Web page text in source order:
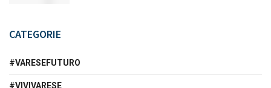
CATEGORIE
#VARESEFUTURO
#VIVIVARESE